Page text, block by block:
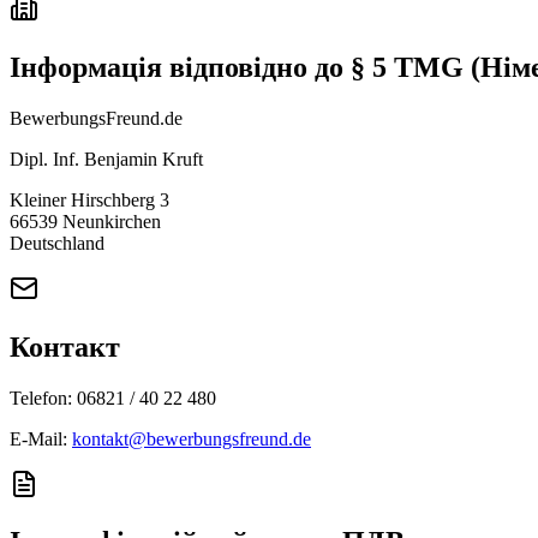
Інформація відповідно до § 5 TMG
BewerbungsFreund.de
Dipl. Inf. Benjamin Kruft
Kleiner Hirschberg 3
66539 Neunkirchen
Deutschland
Контакт
Telefon: 06821 / 40 22 480
E-Mail: kontakt@bewerbungsfreund.de